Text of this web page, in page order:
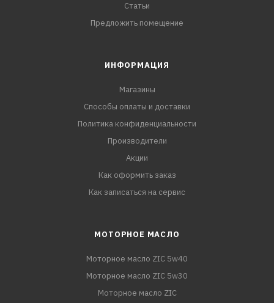
Статьи
Предложить помещение
ИНФОРМАЦИЯ
Магазины
Способы оплаты и доставки
Политика конфиденциальности
Производители
Акции
Как оформить заказ
Как записаться на сервис
МОТОРНОЕ МАСЛО
Моторное масло ZIC 5w40
Моторное масло ZIC 5w30
Моторное масло ZIC